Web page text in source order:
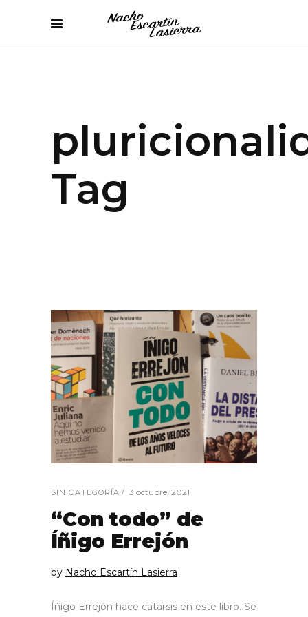
Tag
SIN CATEGORÍA 3 octubre, 2021
“Con todo” de
Íñigo Errejón
by Nacho Escartín Lasierra
Íñigo Errejón hace catarsis en este libro. Se